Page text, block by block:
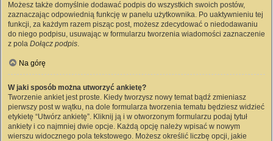
Możesz także domyślnie dodawać podpis do wszystkich swoich postów,
zaznaczając odpowiednią funkcję w panelu użytkownika. Po uaktywnieniu tej
funkcji, za każdym razem pisząc post, możesz zdecydować o niedodawaniu
do niego podpisu, usuwając w formularzu tworzenia wiadomości zaznaczenie
z pola Dołącz podpis.
Na górę
W jaki sposób można utworzyć ankietę?
Tworzenie ankiet jest proste. Kiedy tworzysz nowy temat bądź zmieniasz
pierwszy post w wątku, na dole formularza tworzenia tematu będziesz widzieć
etykietę “Utwórz ankietę”. Kliknij ją i w otworzonym formularzu podaj tytuł
ankiety i co najmniej dwie opcje. Każdą opcję należy wpisać w nowym
wierszu widocznego pola tekstowego. Możesz określić liczbę opcji, jakie